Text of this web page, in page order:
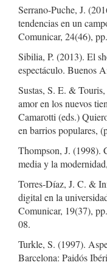
Serrano-Puche, J.
tendencias en un
Comunicar, 24(46),
Sibilia, P. (2013). El
espectáculo. Buenos
Sustas, S. E. &
amor en los nuevos
Camarotti (eds.)
en barrios populares,
Thompson, J. (1998).
media y la
Torres-Díaz, J. C. &
digital en la
Comunicar, 19(37),
08.
Turkle, S. (1997).
Barcelona: Paidós